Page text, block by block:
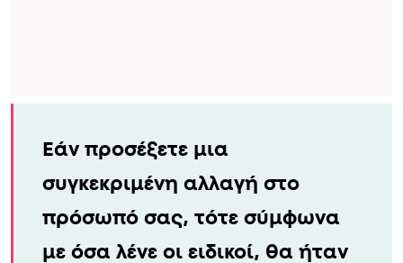
Εάν προσέξετε μια
συγκεκριμένη αλλαγή στο
πρόσωπό σας, τότε σύμφωνα
με όσα λένε οι ειδικοί, θα ήταν